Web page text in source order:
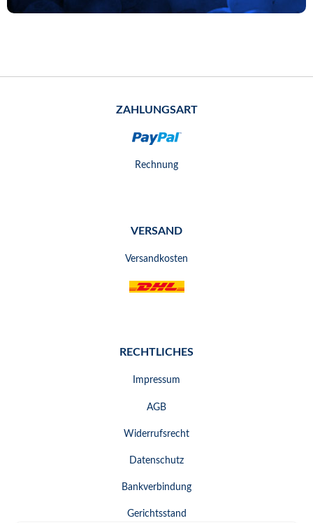
ZAHLUNGSART
Rechnung
VERSAND
Versandkosten
RECHTLICHES
Impressum
AGB
Widerrufsrecht
Datenschutz
Bankverbindung
Gerichtsstand